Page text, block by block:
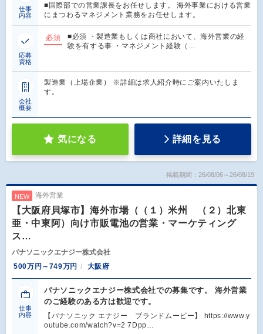
仕事
内容
■国際部での営業課長をお任せします。 海外事業における営業
にまつわるマネジメント業務をお任せします。
応募
資格
必須
■必須 ・製造業もしくは商社において、海外営業の経
験を有する事 ・マネジメント経験（…
会社
概要
製造業（上場企業） ※詳細は求人紹介時にご案内いたしま
す。
気になる 詳細を見る
掲載期間：26/08/06～26/08/19
NEW 海外営業
【大阪府貝塚市】海外市場（（１）米州 （２）北東
亜・中東阿）向け市販電池の営業・マーケティング
ス…
パナソニックエナジー株式会社
500万円～749万円
大阪府
仕事
内容
パナソニックエナジー株式会社での募集です。 海外営業
のご経験のある方は歓迎です。
【パナソニック エナジー ブランドムービー】 https://www.y
outube.com/watch?v=2 7Dpp…